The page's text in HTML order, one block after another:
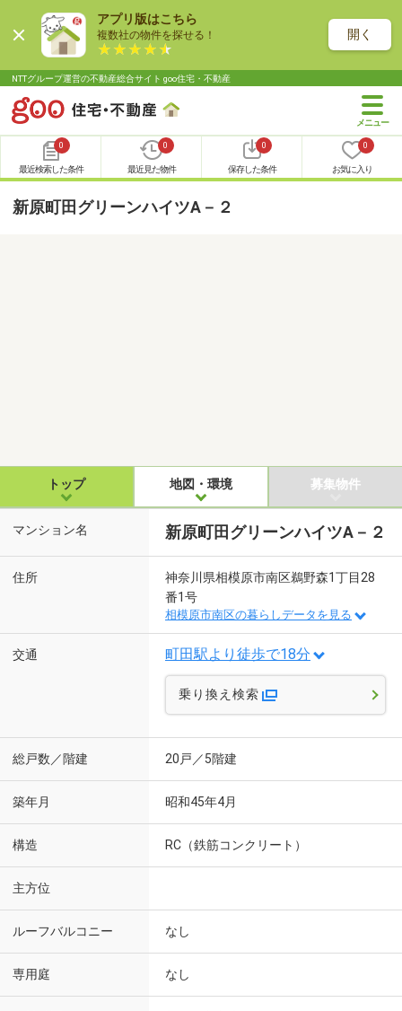
アプリ版はこちら
複数社の物件を探せる！ 開く
NTTグループ運営の不動産総合サイト goo住宅・不動産
0
最近検索した条件
0
最近見た物件
0
保存した条件
0
お気に入り
新原町田グリーンハイツA－２
トップ 地図・環境 募集物件
マンション名 新原町田グリーンハイツA－２
住所
神奈川県相模原市南区鵜野森1丁目28
番1号
相模原市南区の暮らしデータを見る
交通 町田駅より徒歩で18分
乗り換え検索
総戸数／階建 20戸／5階建
築年月 昭和45年4月
構造 RC（鉄筋コンクリート）
主方位
ルーフバルコニー なし
専用庭 なし